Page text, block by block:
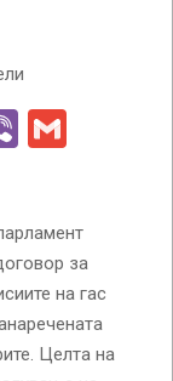
Viber
за
на гас
Целта на